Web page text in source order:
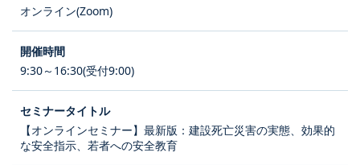
オンライン(Zoom)
9:30～16:30(受付9:00)
【オンラインセミナー】最新版：建設死亡災害の実態、効果的
な安全指示、若者への安全教育